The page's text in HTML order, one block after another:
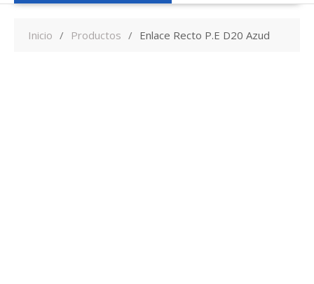
Inicio Productos Enlace Recto P.E D20 Azud